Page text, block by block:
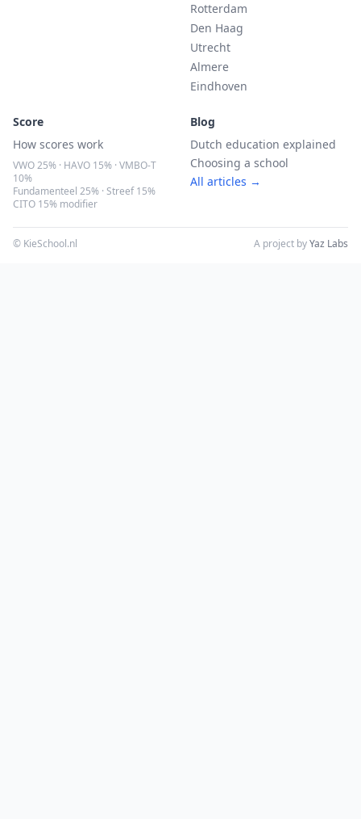
Rotterdam
Den Haag
Utrecht
Almere
Eindhoven
Score
How scores work
VWO 25% · HAVO 15% · VMBO-T
10%
Fundamenteel 25% · Streef 15%
CITO 15% modifier
Blog
Dutch education explained
Choosing a school
All articles →
© KieSchool.nl A project byYaz Labs